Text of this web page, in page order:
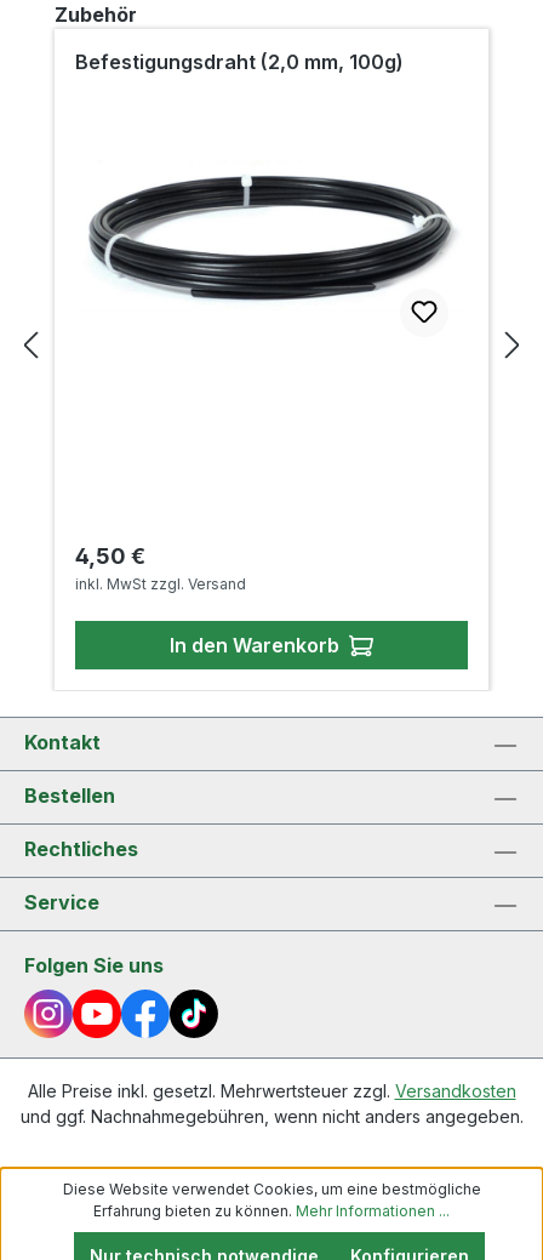
Produktgalerie überspringen
Zubehör
Befestigungsdraht (2,0 mm, 100g)
Regulärer Preis:
4,50 €
inkl. MwSt zzgl. Versand
In den Warenkorb
Kontakt
Bestellen
Rechtliches
Service
Folgen Sie uns
Alle Preise inkl. gesetzl. Mehrwertsteuer zzgl. Versandkosten
und ggf. Nachnahmegebühren, wenn nicht anders angegeben.
Diese Website verwendet Cookies, um eine bestmögliche
Erfahrung bieten zu können. Mehr Informationen ...
Nur technisch notwendige Konfigurieren